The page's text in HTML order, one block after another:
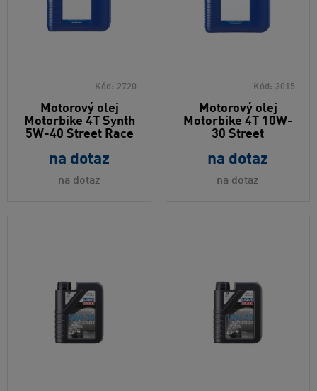
Kód: 2720
Motorový olej
Motorbike 4T Synth
5W-40 Street Race
na dotaz
na dotaz
Kód: 3015
Motorový olej
Motorbike 4T 10W-
30 Street
na dotaz
na dotaz